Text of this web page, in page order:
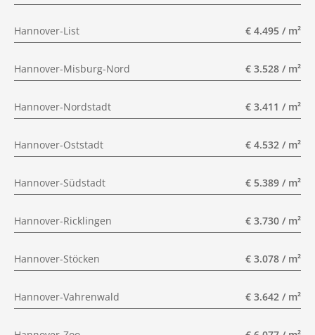
Hannover-List € 4.495 / m²
Hannover-Misburg-Nord € 3.528 / m²
Hannover-Nordstadt € 3.411 / m²
Hannover-Oststadt € 4.532 / m²
Hannover-Südstadt € 5.389 / m²
Hannover-Ricklingen € 3.730 / m²
Hannover-Stöcken € 3.078 / m²
Hannover-Vahrenwald € 3.642 / m²